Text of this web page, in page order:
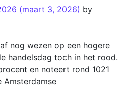
(maart 3, 2026) by
nog wezen op een hogere
handelsdag toch in het rood.
en noteert rond 1021
Amsterdamse